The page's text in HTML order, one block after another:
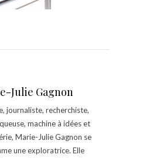
Julie Gagnon
journaliste, recherchiste,
machine à idées et
Marie-Julie Gagnon se
une exploratrice. Elle